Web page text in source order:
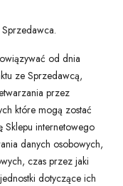
od dnia
ze Sprzedawcą,
przez
które mogą zostać
internetowego
danych osobowych,
czas przez jaki
dotyczące ich